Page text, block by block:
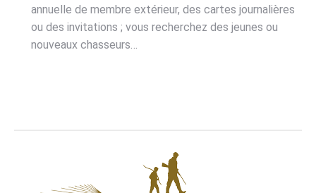
annuelle de membre extérieur, des cartes journalières
ou des invitations ; vous recherchez des jeunes ou
nouveaux chasseurs…